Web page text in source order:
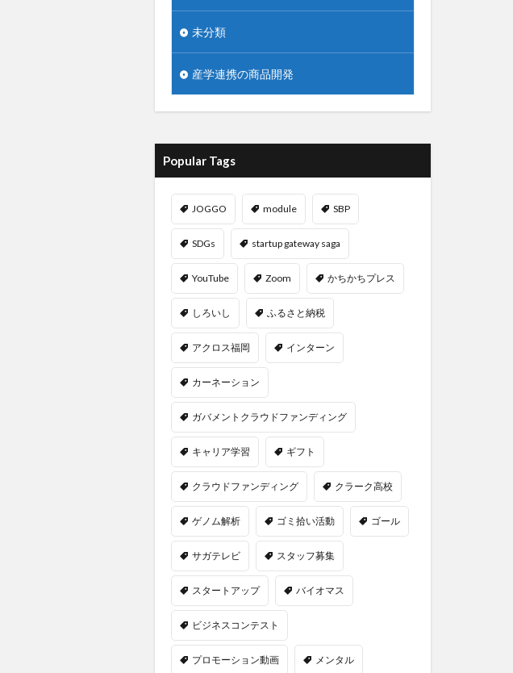
未分類
産学連携の商品開発
Popular Tags
JOGGO module SBP
SDGs startup gateway saga
YouTube Zoom かちかちプレス
しろいし ふるさと納税
アクロス福岡 インターン
カーネーション
ガバメントクラウドファンディング
キャリア学習 ギフト
クラウドファンディング クラーク高校
ゲノム解析 ゴミ拾い活動 ゴール
サガテレビ スタッフ募集
スタートアップ バイオマス
ビジネスコンテスト
プロモーション動画 メンタル